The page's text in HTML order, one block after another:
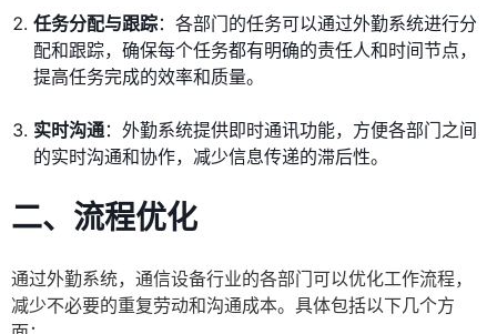
任务分配与跟踪：各部门的任务可以通过外勤系统进行分
配和跟踪，确保每个任务都有明确的责任人和时间节点，
提高任务完成的效率和质量。
实时沟通：外勤系统提供即时通讯功能，方便各部门之间
的实时沟通和协作，减少信息传递的滞后性。
二、流程优化
通过外勤系统，通信设备行业的各部门可以优化工作流程，
减少不必要的重复劳动和沟通成本。具体包括以下几个方